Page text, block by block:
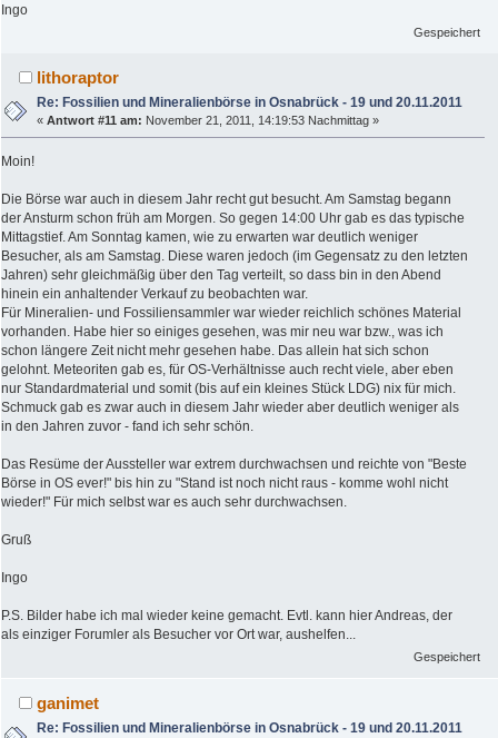
Ingo
Gespeichert
lithoraptor
Re: Fossilien und Mineralienbörse in Osnabrück - 19 und 20.11.2011
«Antwort #11 am: November 21, 2011, 14:19:53 Nachmittag »
Moin!
Die Börse war auch in diesem Jahr recht gut besucht. Am Samstag begann
der Ansturm schon früh am Morgen. So gegen 14:00 Uhr gab es das typische
Mittagstief. Am Sonntag kamen, wie zu erwarten war deutlich weniger
Besucher, als am Samstag. Diese waren jedoch (im Gegensatz zu den letzten
Jahren) sehr gleichmäßig über den Tag verteilt, so dass bin in den Abend
hinein ein anhaltender Verkauf zu beobachten war.
Für Mineralien- und Fossiliensammler war wieder reichlich schönes Material
vorhanden. Habe hier so einiges gesehen, was mir neu war bzw., was ich
schon längere Zeit nicht mehr gesehen habe. Das allein hat sich schon
gelohnt. Meteoriten gab es, für OS-Verhältnisse auch recht viele, aber eben
nur Standardmaterial und somit (bis auf ein kleines Stück LDG) nix für mich.
Schmuck gab es zwar auch in diesem Jahr wieder aber deutlich weniger als
in den Jahren zuvor - fand ich sehr schön.
Das Resüme der Aussteller war extrem durchwachsen und reichte von "Beste
Börse in OS ever!" bis hin zu "Stand ist noch nicht raus - komme wohl nicht
wieder!" Für mich selbst war es auch sehr durchwachsen.
Gruß
Ingo
P.S. Bilder habe ich mal wieder keine gemacht. Evtl. kann hier Andreas, der
als einziger Forumler als Besucher vor Ort war, aushelfen...
Gespeichert
ganimet
Re: Fossilien und Mineralienbörse in Osnabrück - 19 und 20.11.2011